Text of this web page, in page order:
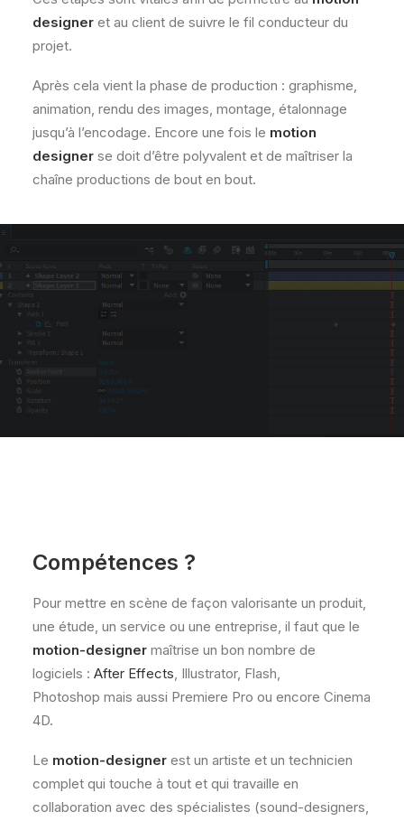
designer et au client de suivre le fil conducteur du
projet.
Après cela vient la phase de production : graphisme,
animation, rendu des images, montage, étalonnage
jusqu’à l’encodage. Encore une fois le motion
designer se doit d’être polyvalent et de maîtriser la
chaîne productions de bout en bout.
Compétences ?
Pour mettre en scène de façon valorisante un produit,
une étude, un service ou une entreprise, il faut que le
motion-designer maîtrise un bon nombre de
logiciels : After Effects, Illustrator, Flash,
Photoshop mais aussi Premiere Pro ou encore Cinema
4D.
Le motion-designer est un artiste et un technicien
complet qui touche à tout et qui travaille en
collaboration avec des spécialistes (sound-designers,